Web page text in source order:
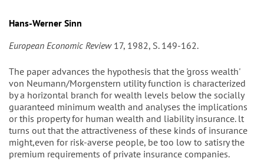
Hans-Werner Sinn
European Economic Review 17, 1982, S. 149-162.
The paper advances the hypothesis that the 'gross wealth'
von Neumann/Morgenstern utility function is characterized
by a horizontal branch for wealth levels below the socially
guaranteed minimum wealth and analyses the implications
or this property for human wealth and liability insurance. lt
turns out that the attractiveness of these kinds of insurance
might,even for risk-averse people, be too low to satisry the
premium requirements of private insurance companies.